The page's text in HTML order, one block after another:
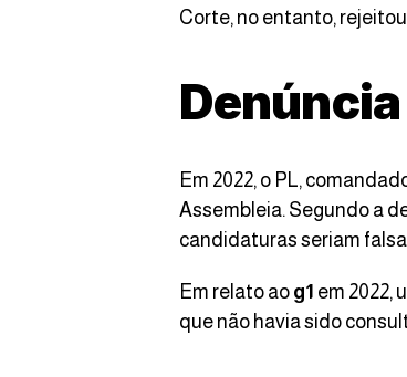
Corte, no entanto,
Em 2022, o PL,
Assembleia. Segundo a
candidaturas seriam
Em relato ao g1 em 2022,
que não havia sido